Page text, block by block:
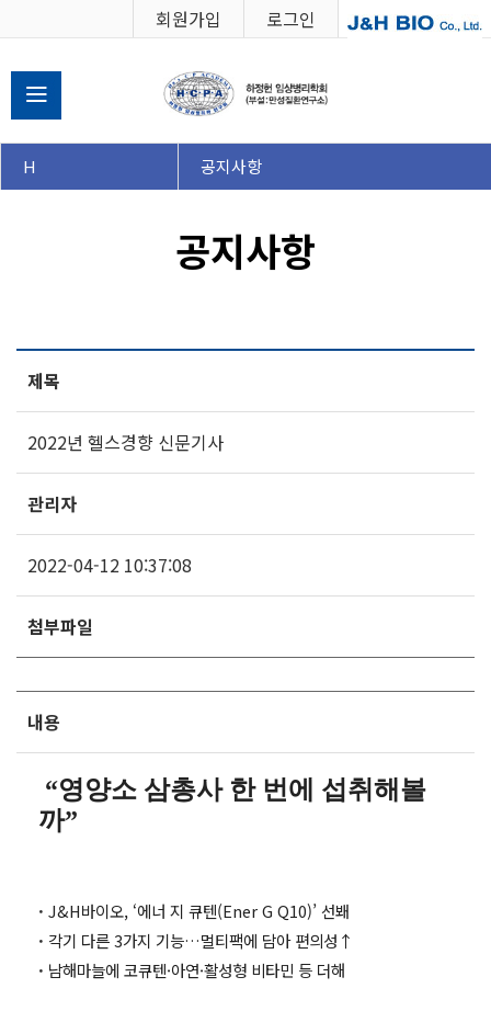
회원가입 로그인
강의 수강신청
H 공지사항
공지사항
제목
2022년 헬스경향 신문기사
관리자
2022-04-12 10:37:08
첨부파일
내용
“영양소 삼총사 한 번에 섭취해볼
까”
· J&H바이오, ‘에너 지 큐텐(Ener G Q10)’ 선봬
· 각기 다른 3가지 기능…멀티팩에 담아 편의성↑
· 남해마늘에 코큐텐·아연·활성형 비타민 등 더해